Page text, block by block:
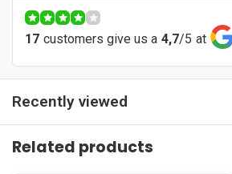
17 customers give us a 4,7/5 at
Recently viewed
Related products